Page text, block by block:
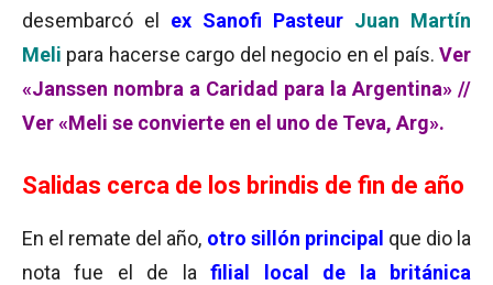
desembarcó el ex Sanofi Pasteur Juan Martín
Meli para hacerse cargo del negocio en el país. Ver
«Janssen nombra a Caridad para la Argentina» //
Ver «Meli se convierte en el uno de Teva, Arg».
Salidas cerca de los brindis de fin de año
En el remate del año, otro sillón principal que dio la
nota fue el de la filial local de la británica